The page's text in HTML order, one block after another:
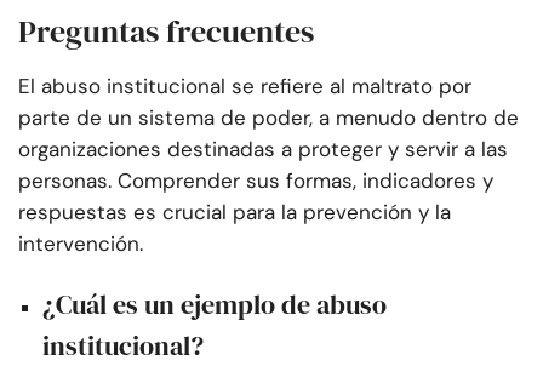
Preguntas frecuentes
El abuso institucional se refiere al maltrato por
parte de un sistema de poder, a menudo dentro de
organizaciones destinadas a proteger y servir a las
personas. Comprender sus formas, indicadores y
respuestas es crucial para la prevención y la
intervención.
¿Cuál es un ejemplo de abuso
institucional?